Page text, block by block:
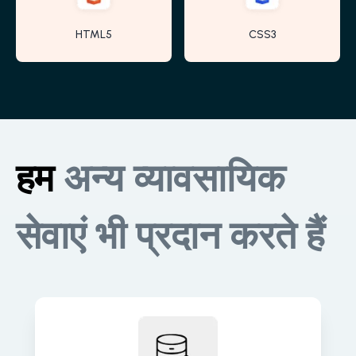
HTML5 CSS3
हमअन्य व्यावसायिक
सेवाएं भी प्रदान करते हैं